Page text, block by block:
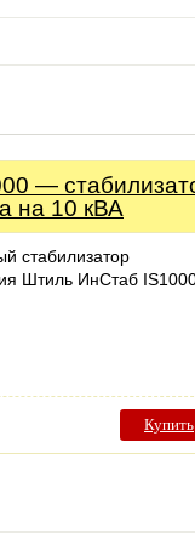
—
на 10 кВА
стабилизатор
Штиль ИнСтаб
Купить